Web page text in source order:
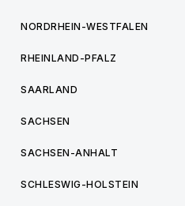
NORDRHEIN-WESTFALEN
RHEINLAND-PFALZ
SAARLAND
SACHSEN
SACHSEN-ANHALT
SCHLESWIG-HOLSTEIN